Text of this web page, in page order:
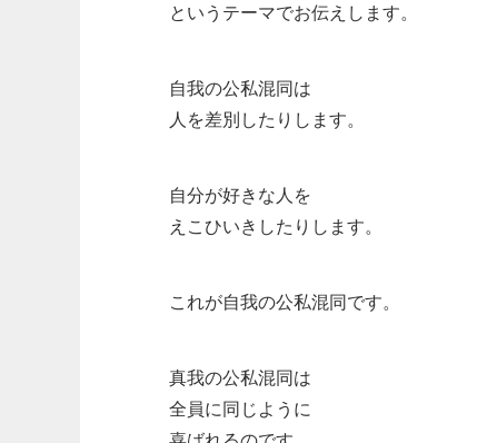
というテーマでお伝えします。
自我の公私混同は
人を差別したりします。
自分が好きな人を
えこひいきしたりします。
これが自我の公私混同です。
真我の公私混同は
全員に同じように